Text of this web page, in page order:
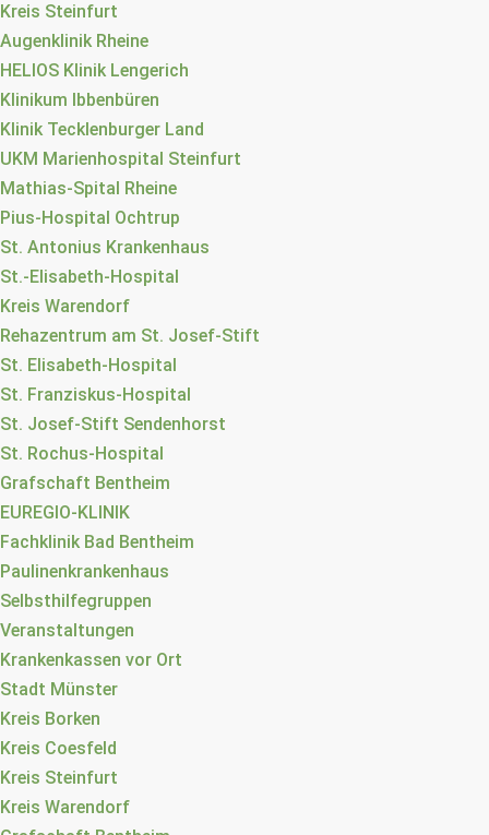
Kreis Steinfurt
Augenklinik Rheine
HELIOS Klinik Lengerich
Klinikum Ibbenbüren
Klinik Tecklenburger Land
UKM Marienhospital Steinfurt
Mathias-Spital Rheine
Pius-Hospital Ochtrup
St. Antonius Krankenhaus
St.-Elisabeth-Hospital
Kreis Warendorf
Rehazentrum am St. Josef-Stift
St. Elisabeth-Hospital
St. Franziskus-Hospital
St. Josef-Stift Sendenhorst
St. Rochus-Hospital
Grafschaft Bentheim
EUREGIO-KLINIK
Fachklinik Bad Bentheim
Paulinenkrankenhaus
Selbsthilfegruppen
Veranstaltungen
Krankenkassen vor Ort
Stadt Münster
Kreis Borken
Kreis Coesfeld
Kreis Steinfurt
Kreis Warendorf